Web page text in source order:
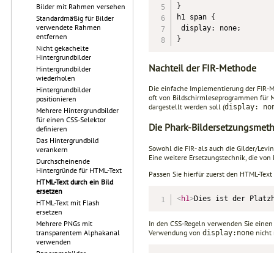
Bilder mit Rahmen versehen
Standardmäßig für Bilder
verwendete Rahmen
entfernen
Nicht gekachelte
Hintergrundbilder
Hintergrundbilder
wiederholen
Hintergrundbilder
positionieren
Mehrere Hintergrundbilder
für einen CSS-Selektor
definieren
Das Hintergrundbild
verankern
Durchscheinende
Hintergründe für HTML-Text
HTML-Text durch ein Bild
ersetzen
HTML-Text mit Flash
ersetzen
Mehrere PNGs mit
transparentem Alphakanal
verwenden
}
h1 span {
display: none;
}
Nachteil der FIR-Methode
Die einfache Implementierung der FIR-
oft von Bildschirmleseprogrammen für
dargestellt werden soll (display:
Die Phark-
Sowohl die FIR- als auch die Gilder/
Eine weitere Ersetzungstechnik, die
Passen Sie hierfür zuerst den HTML-
<h1>Dies ist der
In den CSS-Regeln verwenden Sie
Verwendung von display:none nicht